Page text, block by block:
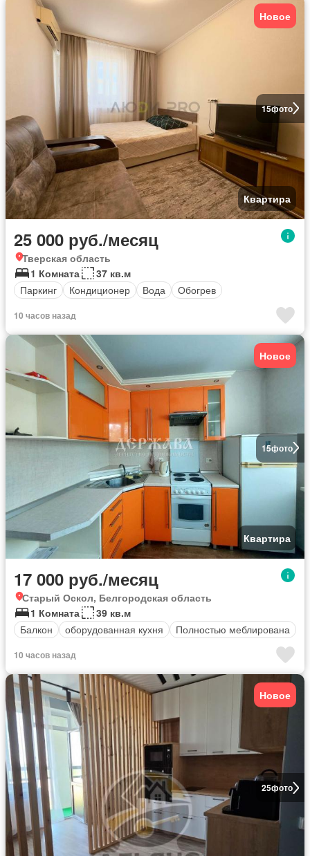
15фото
Новое
Квартира
25 000 руб./месяц
Тверская область
1 Комната
37 кв.м
Паркинг
Кондиционер Вода Обогрев
10 часов назад
15фото
Новое
Квартира
17 000 руб./месяц
Старый Оскол, Белгородская область
1 Комната
39 кв.м
Балкон
оборудованная кухня Полностью меблирована
10 часов назад
25фото
Новое